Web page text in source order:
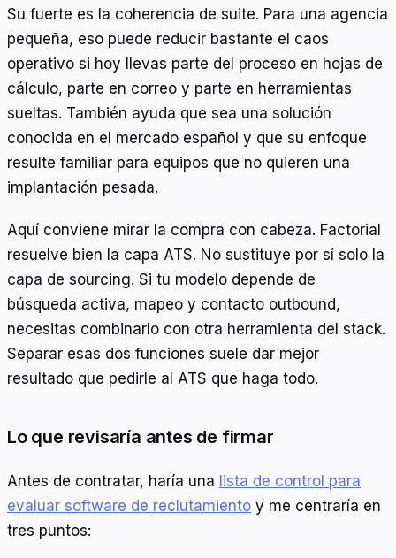
Su fuerte es la coherencia de suite. Para una agencia
pequeña, eso puede reducir bastante el caos
operativo si hoy llevas parte del proceso en hojas de
cálculo, parte en correo y parte en herramientas
sueltas. También ayuda que sea una solución
conocida en el mercado español y que su enfoque
resulte familiar para equipos que no quieren una
implantación pesada.
Aquí conviene mirar la compra con cabeza. Factorial
resuelve bien la capa ATS. No sustituye por sí solo la
capa de sourcing. Si tu modelo depende de
búsqueda activa, mapeo y contacto outbound,
necesitas combinarlo con otra herramienta del stack.
Separar esas dos funciones suele dar mejor
resultado que pedirle al ATS que haga todo.
Lo que revisaría antes de firmar
Antes de contratar, haría una lista de control para
evaluar software de reclutamiento y me centraría en
tres puntos: